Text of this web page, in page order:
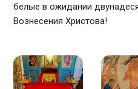
белые в ожидании
Вознесения Христова!